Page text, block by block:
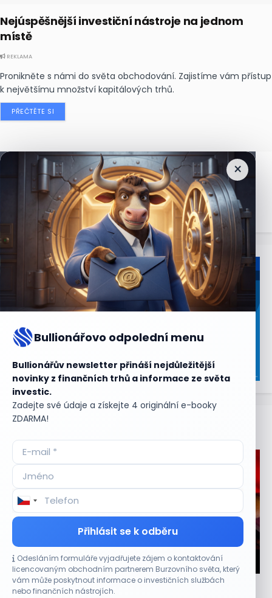
Nejúspěšnější investiční nástroje na jednom
místě
REKLAMA
Pronikněte s námi do světa obchodování. Zajistíme vám přístup
k největšímu množství kapitálových trhů.
PŘEČTĚTE SI
×
Bullionářovo odpolední menu
Bullionářův newsletter přináší nejdůležitější
novinky z finančních trhů a informace ze světa
investic.
Zadejte své údaje a získejte 4 originální e-booky
ZDARMA!
Přihlásit se k odběru
Odesláním formuláře vyjadřujete zájem o kontaktování
licencovaným obchodním partnerem Burzovního světa, který
vám může poskytnout informace o investičních službách
nebo finančních nástrojích.
Nejčtenějšízprávy
Aktuální
CO HÝBE TRHEM
Objednávky DoorDash vzrostly téměř o 28 %,